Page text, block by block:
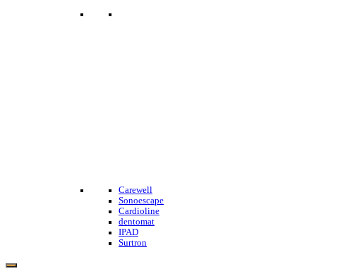
Carewell
Sonoescape
Cardioline
dentomat
IPAD
Surtron